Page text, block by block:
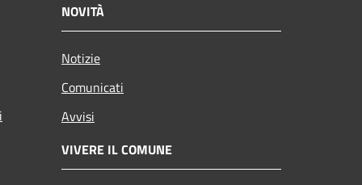
NOVITÀ
Notizie
Comunicati
Avvisi
VIVERE IL COMUNE